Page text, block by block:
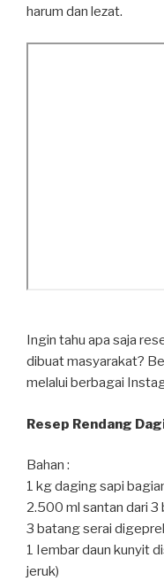
harum dan lezat.
Ingin tahu apa saja
dibuat masyarakat?
melalui berbagai
Resep Rendang
Bahan :
1 kg daging sapi
2.500 ml santan dari
3 batang serai
1 Iembar daun kunyit
jeruk)